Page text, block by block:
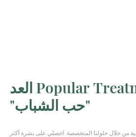
Popular Treatments for العد
"حب الشباب"
خلال حلولنا المتخصصة. احصلي على بشرة أكثر